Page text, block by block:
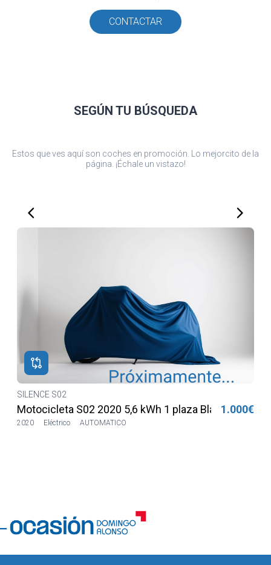
CONTACTAR
SEGÚN TU BÚSQUEDA
Estos que ves aquí son coches en promoción. Lo mejorcito de la
página. ¡Échale un vistazo!
SILENCE S02
Motocicleta S02 2020 5,6 kWh 2 plazas Lilia LVSH
2020 9972km Eléctrico AUTOMATICO
1.100€